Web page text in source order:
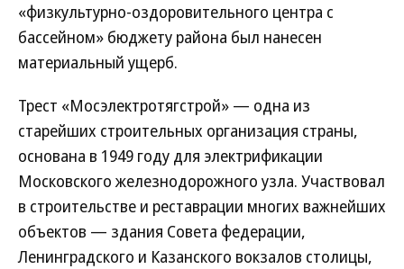
«физкультурно-оздоровительного центра с
бассейном» бюджету района был нанесен
материальный ущерб.
Трест «Мосэлектротягстрой» — одна из
старейших строительных организация страны,
основана в 1949 году для электрификации
Московского железнодорожного узла. Участвовал
в строительстве и реставрации многих важнейших
объектов — здания Совета федерации,
Ленинградского и Казанского вокзалов столицы,